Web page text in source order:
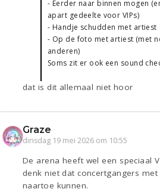
- Eerder naar binnen mogen
apart gedeelte voor VIPs)
- Handje schudden met artiest
- Op de foto met artiest (met
anderen)
Soms zit er ook een sound
dat is dit allemaal niet hoor
Graze
dinsdag 19 mei 2026 om 10:55
De arena heeft wel een speciaal
denk niet dat concertgangers met
naartoe kunnen.